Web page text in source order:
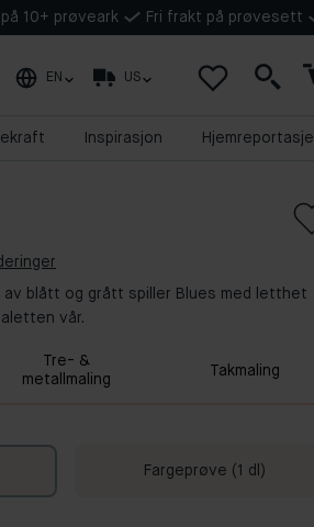
10+ prøveark Fri frakt på prøvesett
EN US
Inspirasjon Hjemreportasje
av blått og grått spiller Blues med letthet
vår.
Tre- &
metallmaling
Takmaling
Fargeprøve (1 dl)